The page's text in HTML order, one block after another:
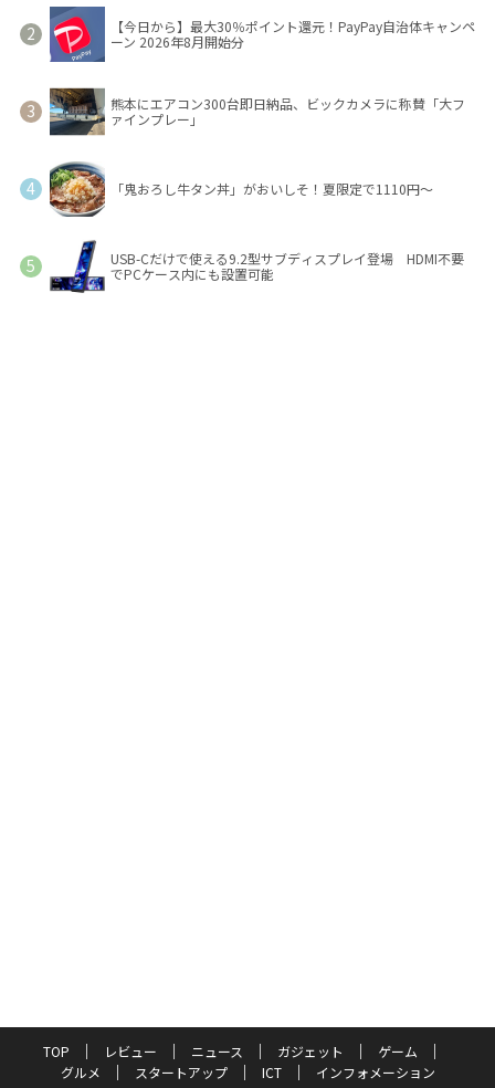
【今日から】最大30％ポイント還元！PayPay自治体キャンペ
ーン 2026年8月開始分
熊本にエアコン300台即日納品、ビックカメラに称賛「大フ
ァインプレー」
「鬼おろし牛タン丼」がおいしそ！夏限定で1110円～
USB-Cだけで使える9.2型サブディスプレイ登場 HDMI不要
でPCケース内にも設置可能
TOP レビュー ニュース ガジェット
ゲーム
グルメ
スタートアップ ICT インフォメーション